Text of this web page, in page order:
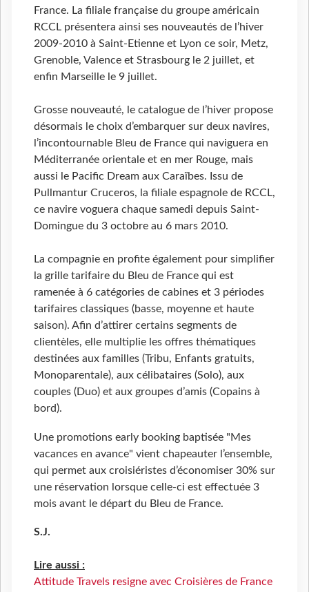
France. La filiale française du groupe américain
RCCL présentera ainsi ses nouveautés de l’hiver
2009-2010 à Saint-Etienne et Lyon ce soir, Metz,
Grenoble, Valence et Strasbourg le 2 juillet, et
enfin Marseille le 9 juillet.
Grosse nouveauté, le catalogue de l’hiver propose
désormais le choix d’embarquer sur deux navires,
l’incontournable Bleu de France qui naviguera en
Méditerranée orientale et en mer Rouge, mais
aussi le Pacific Dream aux Caraïbes. Issu de
Pullmantur Cruceros, la filiale espagnole de RCCL,
ce navire voguera chaque samedi depuis Saint-
Domingue du 3 octobre au 6 mars 2010.
La compagnie en profite également pour simplifier
la grille tarifaire du Bleu de France qui est
ramenée à 6 catégories de cabines et 3 périodes
tarifaires classiques (basse, moyenne et haute
saison). Afin d’attirer certains segments de
clientèles, elle multiplie les offres thématiques
destinées aux familles (Tribu, Enfants gratuits,
Monoparentale), aux célibataires (Solo), aux
couples (Duo) et aux groupes d’amis (Copains à
bord).
Une promotions early booking baptisée "Mes
vacances en avance" vient chapeauter l’ensemble,
qui permet aux croisiéristes d’économiser 30% sur
une réservation lorsque celle-ci est effectuée 3
mois avant le départ du Bleu de France.
S.J.
Lire aussi :
Attitude Travels resigne avec Croisières de France